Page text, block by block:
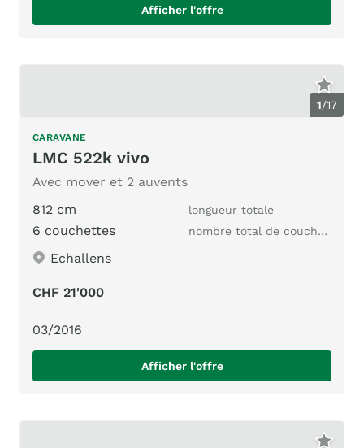
Afficher l'offre
1/17
CARAVANE
LMC 522k vivo
Avec mover et 2 auvents
812 cm
longueur totale
6 couchettes nombre total de couchages
Echallens
CHF 21'000
03/2016
Afficher l'offre